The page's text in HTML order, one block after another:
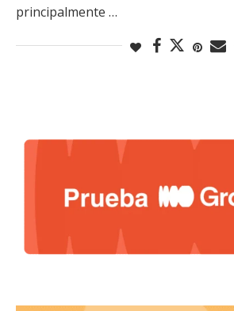
principalmente …